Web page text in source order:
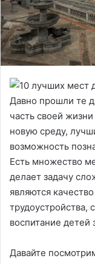
Давно прошли те
часть своей
новую среду,
возможность
Есть множество
делает задачу
являются
трудоустройства,
воспитание детей
Давайте